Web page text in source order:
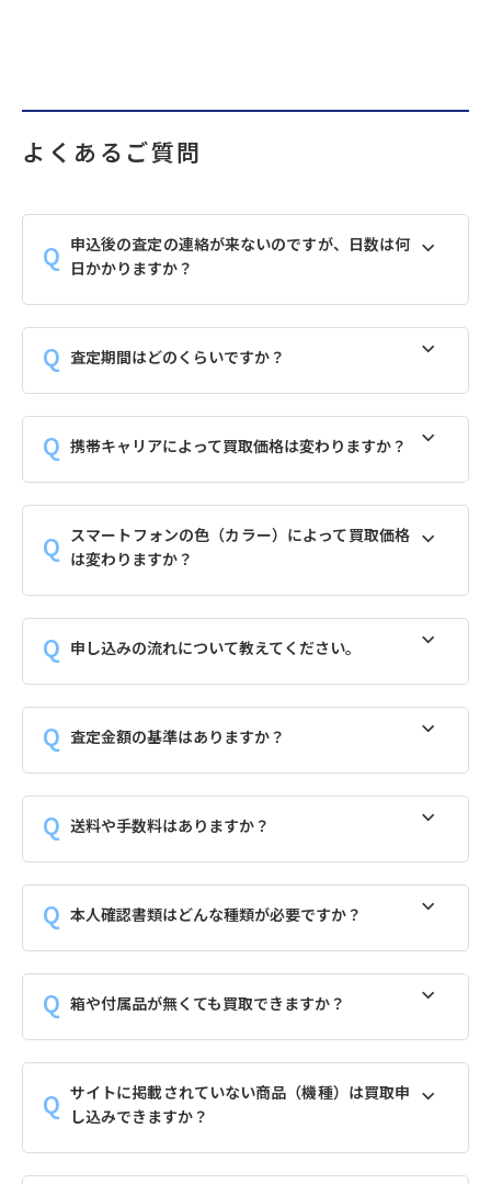
よくあるご質問
申込後の査定の連絡が来ないのですが、日数は何
日かかりますか？
査定期間はどのくらいですか？
携帯キャリアによって買取価格は変わりますか？
スマートフォンの色（カラー）によって買取価格
は変わりますか？
申し込みの流れについて教えてください。
査定金額の基準はありますか？
送料や手数料はありますか？
本人確認書類はどんな種類が必要ですか？
箱や付属品が無くても買取できますか？
サイトに掲載されていない商品（機種）は買取申
し込みできますか？